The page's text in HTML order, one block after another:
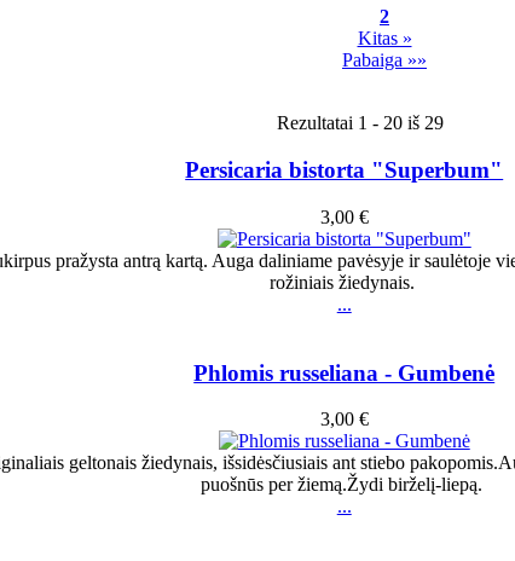
2
Kitas »
Pabaiga »»
Rezultatai 1 - 20 iš 29
Persicaria bistorta "Superbum"
3,00 €
pražysta antrą kartą. Auga daliniame pavėsyje ir saulėtoje
rožiniais žiedynais.
...
Phlomis russeliana - Gumbenė
3,00 €
geltonais žiedynais, išsidėsčiusiais ant stiebo
puošnūs per žiemą.Žydi birželį-liepą.
...